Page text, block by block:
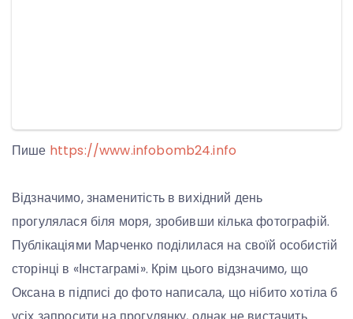
Пише https://www.infobomb24.info
Відзначимо, знаменитість в вихідний день
прогулялася біля моря, зробивши кілька фотографій.
Публікаціями Марченко поділилася на своїй особистій
сторінці в «Інстаграмі». Крім цього відзначимо, що
Оксана в підписі до фото написала, що нібито хотіла б